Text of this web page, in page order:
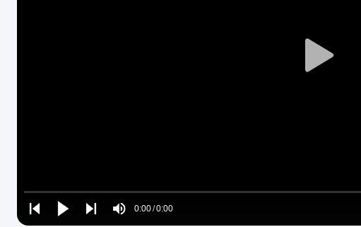
Play
Play
Play
Play
Mute0:00/0:00
Loaded:
0%